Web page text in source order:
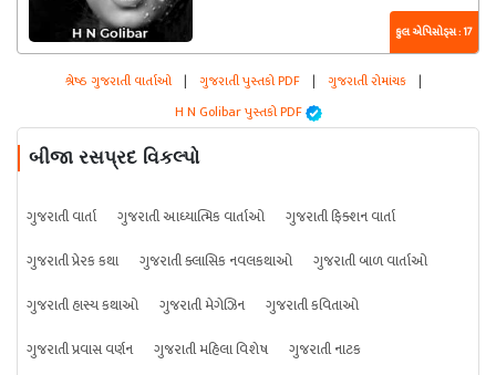
કુલ એપિસોડ્સ : 17
શ્રેષ્ઠ ગુજરાતી વાર્તાઓ | ગુજરાતી પુસ્તકો PDF | ગુજરાતી રોમાંચક |
H N Golibar પુસ્તકો PDF
બીજા રસપ્રદ વિકલ્પો
ગુજરાતી વાર્તા ગુજરાતી આધ્યાત્મિક વાર્તાઓ
ગુજરાતી ફિક્શન વાર્તા
ગુજરાતી પ્રેરક કથા
ગુજરાતી ક્લાસિક નવલકથાઓ
ગુજરાતી બાળ વાર્તાઓ
ગુજરાતી હાસ્ય કથાઓ
ગુજરાતી મેગેઝિન
ગુજરાતી કવિતાઓ
ગુજરાતી પ્રવાસ વર્ણન
ગુજરાતી મહિલા વિશેષ ગુજરાતી નાટક